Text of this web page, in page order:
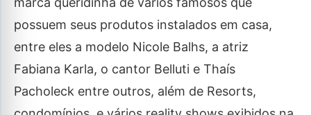
possuem seus produtos instalados em casa,
entre eles a modelo Nicole Balhs, a atriz
Fabiana Karla, o cantor Belluti e Thaís
Pacholeck entre outros, além de Resorts,